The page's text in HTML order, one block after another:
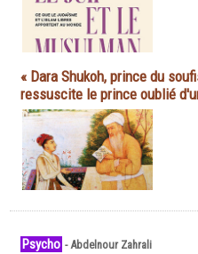
« Dara Shukoh, prince du
ressuscite le prince oublié
Psycho -Abdelnour Zahrali